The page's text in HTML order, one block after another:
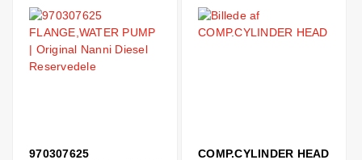
970307625
COMP.CYLINDER HEAD